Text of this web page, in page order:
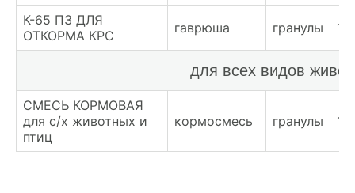
К-65 ПЗ ДЛЯ
ОТКОРМА КРС
гаврюша гранулы
для всех видов
СМЕСЬ КОРМОВАЯ
для с/х животных и
птиц
кормосмесь гранулы